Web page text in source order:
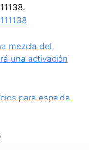
mezcla del
una activación
para espalda